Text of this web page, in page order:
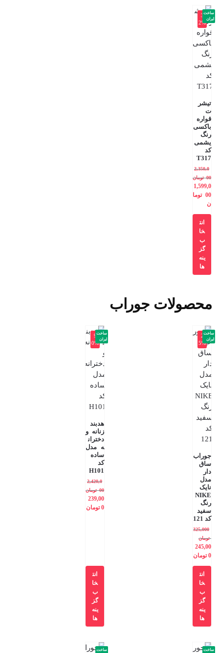
-3
2%
تیشر
ت
قواره
باکسی
رنگ
یشمی
کد
T317
2,350,0
00 تومان
1,599,0
00 توما
ن
ساخت
ایران
انت
خا
ب
گز
ینه
ها
محصولات جوراب
-2
5%
جوراب
ساق
دار
مدل
نایک
NIKE
رنگ
سفید
کد 121
325,000
تومان
245,00
0 تومان
ساخت
ایران
انت
خا
ب
گز
ینه
ها
-9
0%
هدبند
زنانه و
دختران
ه مدل
ساده
کد
H101
2,420,0
00 تومان
239,00
0 تومان
ساخت
ایران
انت
خا
ب
گز
ینه
ها
ساخت ساخت